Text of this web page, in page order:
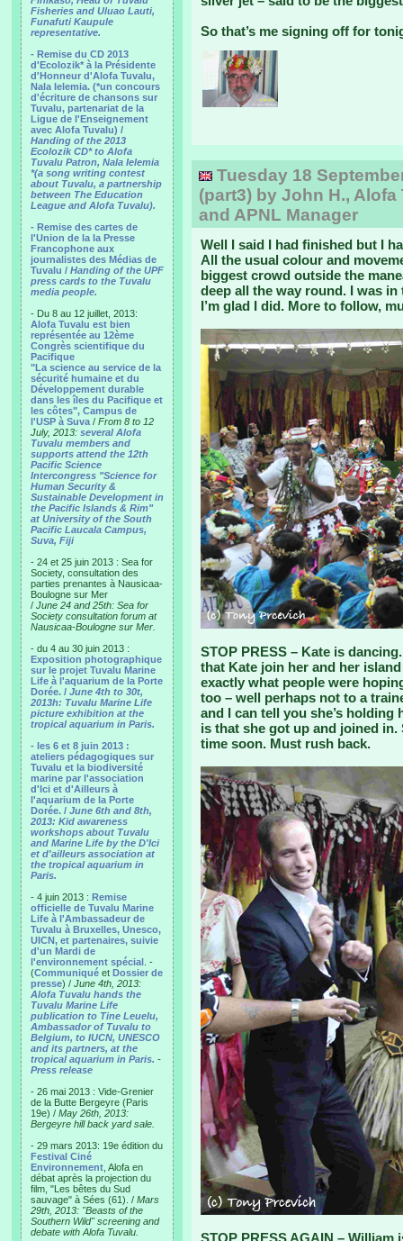
Fisheries and Uluao Lauti,
Funafuti Kaupule
representative.
- Remise du CD 2013
d'Ecolozik* à la Présidente
d'Honneur d'Alofa Tuvalu,
Nala Ielemia. (*un concours
d'écriture de chansons sur
Tuvalu, partenariat de la
Ligue de l'Enseignement
avec Alofa Tuvalu) /
Handing of the 2013
Ecolozik CD* to Alofa
Tuvalu Patron, Nala Ielemia
*(a song writing contest
about Tuvalu, a partnership
between The Education
League and Alofa Tuvalu).
- Remise des cartes de
l'Union de la la Presse
Francophone aux
journalistes des Médias de
Tuvalu / Handing of the UPF
press cards to the Tuvalu
media people.
- Du 8 au 12 juillet, 2013:
Alofa Tuvalu est bien
représentée au 12ème
Congrès scientifique du
Pacifique
"La science au service de la
sécurité humaine et du
Développement durable
dans les îles du Pacifique et
les côtes", Campus de
l'USP à Suva / From 8 to 12
July, 2013: several Alofa
Tuvalu members and
supports attend the 12th
Pacific Science
Intercongress "Science for
Human Security &
Sustainable Development in
the Pacific Islands & Rim"
at University of the South
Pacific Laucala Campus,
Suva, Fiji
- 24 et 25 juin 2013 : Sea for
Society, consultation des
parties prenantes à Nausicaa-
Boulogne sur Mer
/ June 24 and 25th: Sea for
Society consultation forum at
Nausicaa-Boulogne sur Mer.
- du 4 au 30 juin 2013 :
Exposition photographique
sur le projet Tuvalu Marine
Life à l'aquarium de la Porte
Dorée. / June 4th to 30t,
2013h: Tuvalu Marine Life
picture exhibition at the
tropical aquarium in Paris.
- les 6 et 8 juin 2013 :
ateliers pédagogiques sur
Tuvalu et la biodiversité
marine par l'association
d'Ici et d'Ailleurs à
l'aquarium de la Porte
Dorée. / June 6th and 8th,
2013: Kid awareness
workshops about Tuvalu
and Marine Life by the D'Ici
et d'ailleurs association at
the tropical aquarium in
Paris.
- 4 juin 2013 : Remise
officielle de Tuvalu Marine
Life à l'Ambassadeur de
Tuvalu à Bruxelles, Unesco,
UICN, et partenaires, suivie
d'un Mardi de
l'environnement spécial . -
(Communiqué et Dossier de
presse) / June 4th, 2013:
Alofa Tuvalu hands the
Tuvalu Marine Life
publication to Tine Leuelu,
Ambassador of Tuvalu to
Belgium, to IUCN, UNESCO
and its partners, at the
tropical aquarium in Paris. -
Press release
- 26 mai 2013 : Vide-Grenier
de la Butte Bergeyre (Paris
19e) / May 26th, 2013:
Bergeyre hill back yard sale.
- 29 mars 2013: 19e édition du
Festival Ciné
Environnement , Alofa en
débat après la projection du
film, "Les bêtes du Sud
sauvage" à Sées (61). / Mars
29th, 2013: "Beasts of the
Southern Wild" screening and
debate with Alofa Tuvalu.
So that’s me signing off for
Tuesday 18
(part3) by John H.,
and APNL Manager
Well I said I had finished but I
All the usual colour and
biggest crowd outside the
deep all the way round. I was
I’m glad I did. More to follow,
STOP PRESS – Kate is
that Kate join her and her
exactly what people were
too – well perhaps not to a
and I can tell you she’s
is that she got up and joined in.
time soon. Must rush back.
STOP PRESS AGAIN –